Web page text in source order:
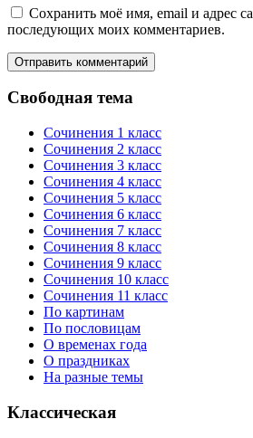
Сохранить моё имя, email и адрес
последующих моих комментариев.
Свободная тема
Сочинения 1 класс
Сочинения 2 класс
Сочинения 3 класс
Сочинения 4 класс
Сочинения 5 класс
Сочинения 6 класс
Сочинения 7 класс
Сочинения 8 класс
Сочинения 9 класс
Сочинения 10 класс
Сочинения 11 класс
По картинам
По пословицам
О временах года
О праздниках
На разные темы
Классическая